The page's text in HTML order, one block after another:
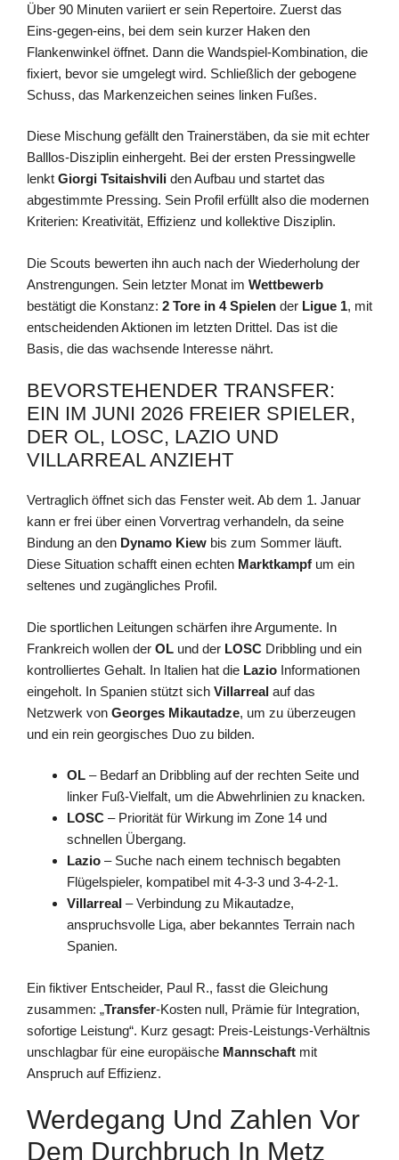
Über 90 Minuten variiert er sein Repertoire. Zuerst das
Eins-gegen-eins, bei dem sein kurzer Haken den
Flankenwinkel öffnet. Dann die Wandspiel-Kombination, die
fixiert, bevor sie umgelegt wird. Schließlich der gebogene
Schuss, das Markenzeichen seines linken Fußes.
Diese Mischung gefällt den Trainerstäben, da sie mit echter
Balllos-Disziplin einhergeht. Bei der ersten Pressingwelle
lenkt Giorgi Tsitaishvili den Aufbau und startet das
abgestimmte Pressing. Sein Profil erfüllt also die modernen
Kriterien: Kreativität, Effizienz und kollektive Disziplin.
Die Scouts bewerten ihn auch nach der Wiederholung der
Anstrengungen. Sein letzter Monat im Wettbewerb
bestätigt die Konstanz: 2 Tore in 4 Spielen der Ligue 1, mit
entscheidenden Aktionen im letzten Drittel. Das ist die
Basis, die das wachsende Interesse nährt.
BEVORSTEHENDER TRANSFER:
EIN IM JUNI 2026 FREIER SPIELER,
DER OL, LOSC, LAZIO UND
VILLARREAL ANZIEHT
Vertraglich öffnet sich das Fenster weit. Ab dem 1. Januar
kann er frei über einen Vorvertrag verhandeln, da seine
Bindung an den Dynamo Kiew bis zum Sommer läuft.
Diese Situation schafft einen echten Marktkampf um ein
seltenes und zugängliches Profil.
Die sportlichen Leitungen schärfen ihre Argumente. In
Frankreich wollen der OL und der LOSC Dribbling und ein
kontrolliertes Gehalt. In Italien hat die Lazio Informationen
eingeholt. In Spanien stützt sich Villarreal auf das
Netzwerk von Georges Mikautadze, um zu überzeugen
und ein rein georgisches Duo zu bilden.
OL – Bedarf an Dribbling auf der rechten Seite und
linker Fuß-Vielfalt, um die Abwehrlinien zu knacken.
LOSC – Priorität für Wirkung im Zone 14 und
schnellen Übergang.
Lazio – Suche nach einem technisch begabten
Flügelspieler, kompatibel mit 4‑3‑3 und 3‑4‑2‑1.
Villarreal – Verbindung zu Mikautadze,
anspruchsvolle Liga, aber bekanntes Terrain nach
Spanien.
Ein fiktiver Entscheider, Paul R., fasst die Gleichung
zusammen: „Transfer-Kosten null, Prämie für Integration,
sofortige Leistung“. Kurz gesagt: Preis-Leistungs-Verhältnis
unschlagbar für eine europäische Mannschaft mit
Anspruch auf Effizienz.
Werdegang Und Zahlen Vor
Dem Durchbruch In Metz